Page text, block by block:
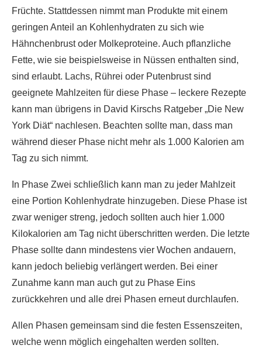
Früchte. Stattdessen nimmt man Produkte mit einem
geringen Anteil an Kohlenhydraten zu sich wie
Hähnchenbrust oder Molkeproteine. Auch pflanzliche
Fette, wie sie beispielsweise in Nüssen enthalten sind,
sind erlaubt. Lachs, Rührei oder Putenbrust sind
geeignete Mahlzeiten für diese Phase – leckere Rezepte
kann man übrigens in David Kirschs Ratgeber „Die New
York Diät“ nachlesen. Beachten sollte man, dass man
während dieser Phase nicht mehr als 1.000 Kalorien am
Tag zu sich nimmt.
In Phase Zwei schließlich kann man zu jeder Mahlzeit
eine Portion Kohlenhydrate hinzugeben. Diese Phase ist
zwar weniger streng, jedoch sollten auch hier 1.000
Kilokalorien am Tag nicht überschritten werden. Die letzte
Phase sollte dann mindestens vier Wochen andauern,
kann jedoch beliebig verlängert werden. Bei einer
Zunahme kann man auch gut zu Phase Eins
zurückkehren und alle drei Phasen erneut durchlaufen.
Allen Phasen gemeinsam sind die festen Essenszeiten,
welche wenn möglich eingehalten werden sollten.